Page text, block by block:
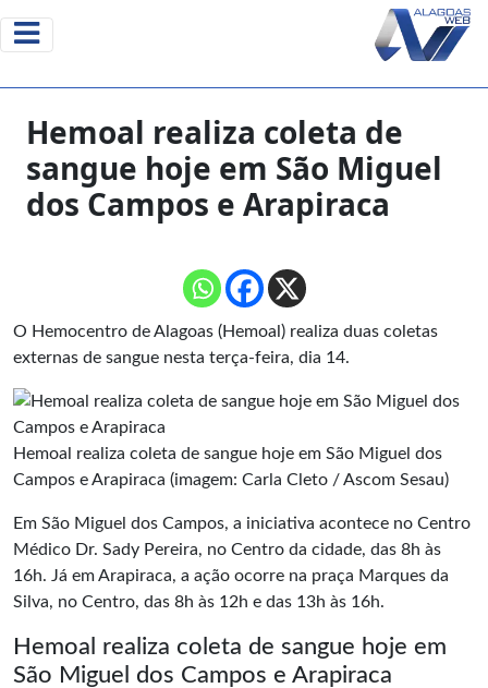
Hemoal realiza coleta de
sangue hoje em São Miguel
dos Campos e Arapiraca
O Hemocentro de Alagoas (Hemoal) realiza duas coletas
externas de sangue nesta terça-feira, dia 14.
Hemoal realiza coleta de sangue hoje em São Miguel dos
Campos e Arapiraca (imagem: Carla Cleto / Ascom Sesau)
Em São Miguel dos Campos, a iniciativa acontece no Centro
Médico Dr. Sady Pereira, no Centro da cidade, das 8h às
16h. Já em Arapiraca, a ação ocorre na praça Marques da
Silva, no Centro, das 8h às 12h e das 13h às 16h.
Hemoal realiza coleta de sangue hoje em
São Miguel dos Campos e Arapiraca